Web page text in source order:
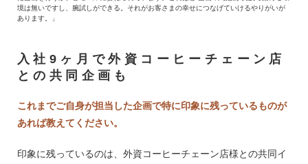
境は無いですし、腕試しができる。それがお客さまの幸せにつなげていけるやりがいが
あります。」
入社9ヶ月で外資コーヒーチェーン店
との共同企画も
これまでご自身が担当した企画で特に印象に残っているものが
あれば教えてください。
印象に残っているのは、外資コーヒーチェーン店様との共同イ